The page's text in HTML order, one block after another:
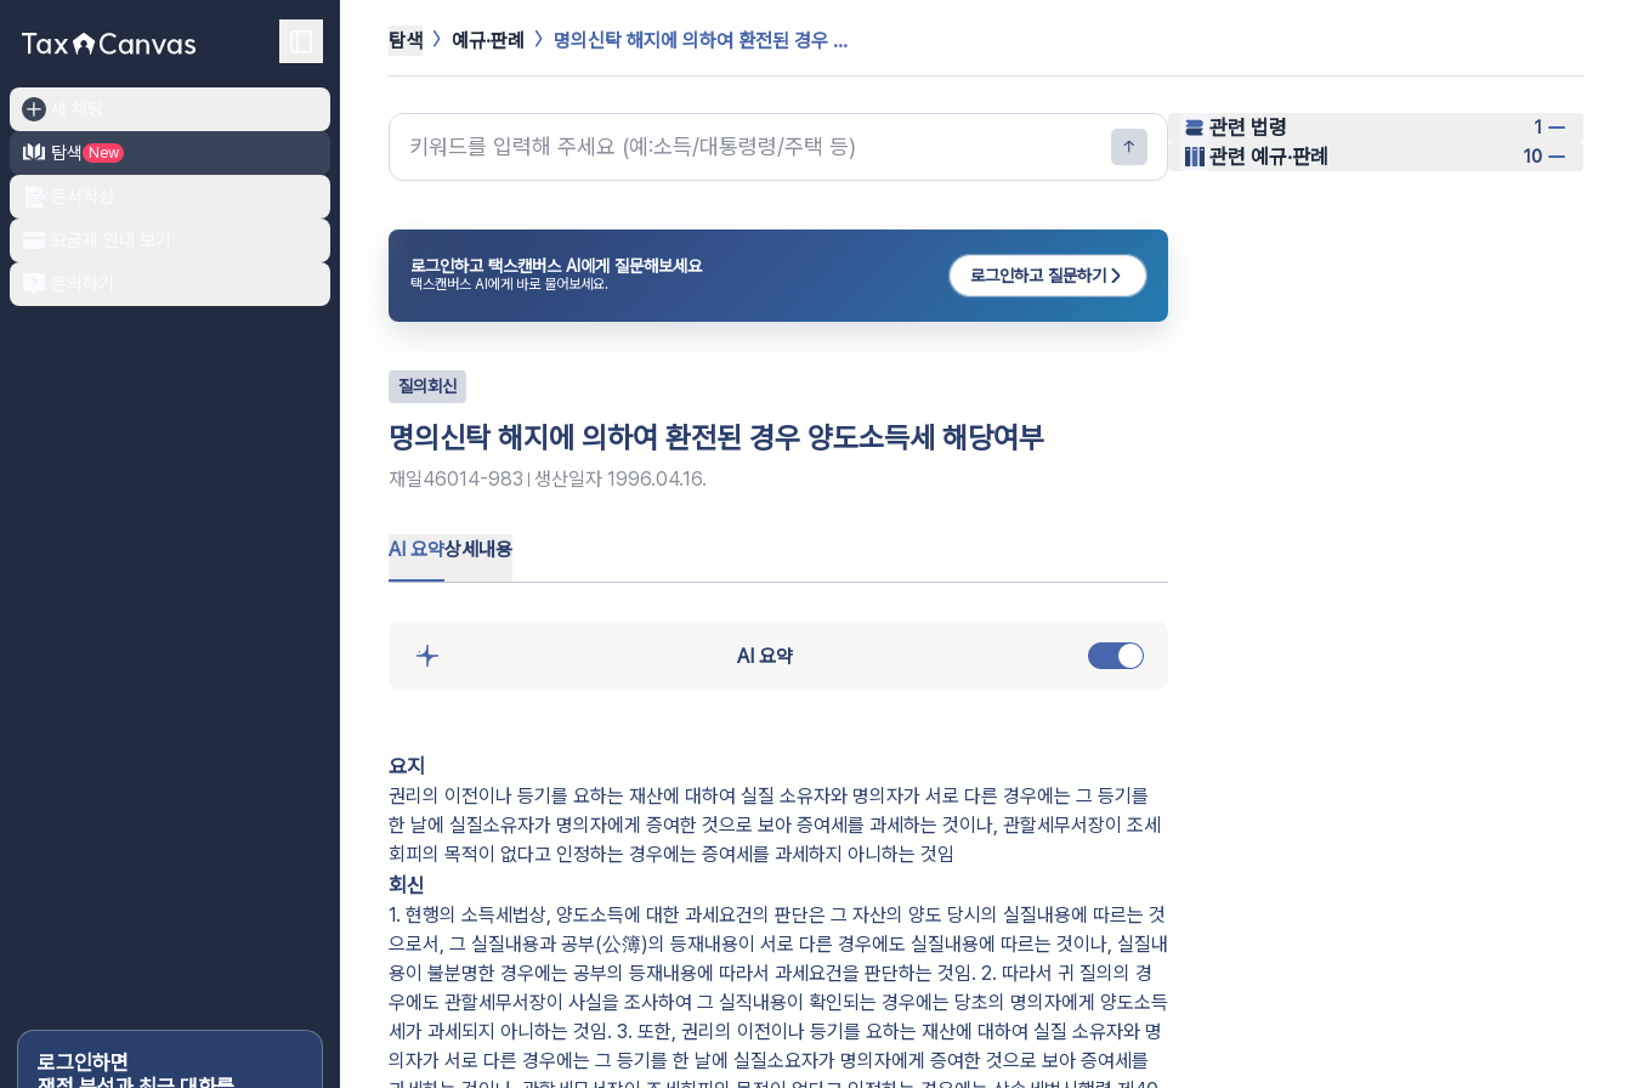
탐색
New
로그인하면
탐색 예규·판례 명의신탁 해지에 의하여 환전된 경우 ...
로그인하고 택스캔버스 AI에게 질문해보세요
택스캔버스 AI에게 바로 물어보세요. 로그인하고 질문하기
질의회신
명의신탁 해지에 의하여 환전된 경우 양도소득세 해당여부
재일46014-983 생산일자 1996.04.16.
AI 요약상세내용
AI 요약
요지
권리의 이전이나 등기를 요하는 재산에 대하여 실질 소유자와 명의자가 서로 다른 경우에는 그 등기를
한 날에 실질소유자가 명의자에게 증여한 것으로 보아 증여세를 과세하는 것이나, 관할세무서장이 조세
회피의 목적이 없다고 인정하는 경우에는 증여세를 과세하지 아니하는 것임
회신
1. 현행의 소득세법상, 양도소득에 대한 과세요건의 판단은 그 자산의 양도 당시의 실질내용에 따르는 것
으로서, 그 실질내용과 공부(公簿)의 등재내용이 서로 다른 경우에도 실질내용에 따르는 것이나, 실질내
용이 불분명한 경우에는 공부의 등재내용에 따라서 과세요건을 판단하는 것임. 2. 따라서 귀 질의의 경
우에도 관할세무서장이 사실을 조사하여 그 실직내용이 확인되는 경우에는 당초의 명의자에게 양도소득
세가 과세되지 아니하는 것임. 3. 또한, 권리의 이전이나 등기를 요하는 재산에 대하여 실질 소유자와 명
의자가 서로 다른 경우에는 그 등기를 한 날에 실질소요자가 명의자에게 증여한 것으로 보아 증여세를
관련 법령 1
관련 예규·판례 10